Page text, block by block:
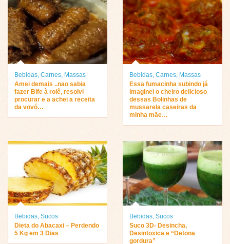
Bebidas Carnes Massas
Amei demais ..nao sabia
fazer Bife à rolê, resolvi
procurar e a achei a receita
da vovó…
Bebidas Carnes Massas
Essa fumacinha subindo já
imaginei o cheiro delicioso
dessas Bolinhas de
mussarela caseiras da
minha mãe…
Bebidas, Sucos
Dieta do Abacaxi – Perdendo
5 Kg em 3 Dias
Bebidas, Sucos
Suco 3D- Desincha,
Desintoxica e “Detona
gordura”